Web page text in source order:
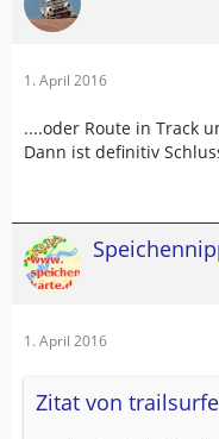
1. April 2016
....oder Route in Track
Dann ist definitiv
1. April 2016
Zitat von